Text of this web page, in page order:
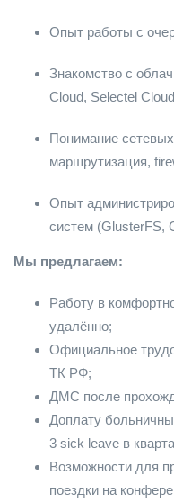
Опыт работы с
Знакомство с
Cloud, Selectel Cloud
Понимание
маршрутизация,
Опыт
систем (GlusterFS,
Мы предлагаем:
Работу в
удалённо;
Официальное
ТК РФ;
ДМС после
Доплату
3 sick leave в
Возможности для
поездки на